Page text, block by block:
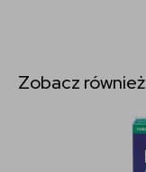
Zobacz również